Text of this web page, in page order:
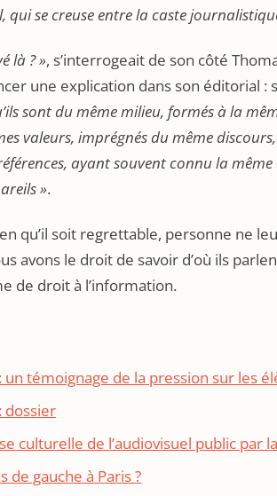
qui se creuse entre la caste
là ? », s’interrogeait de son côté
une explication dans son éditorial :
sont du même milieu, formés à la
valeurs, imprégnés du même
ayant souvent connu la
».
qu’il soit regrettable, personne ne
avons le droit de savoir d’où ils
de droit à l’information.
un témoignage de la pression sur les
dossier
culturelle de l’audiovisuel public par
de gauche à Paris ?